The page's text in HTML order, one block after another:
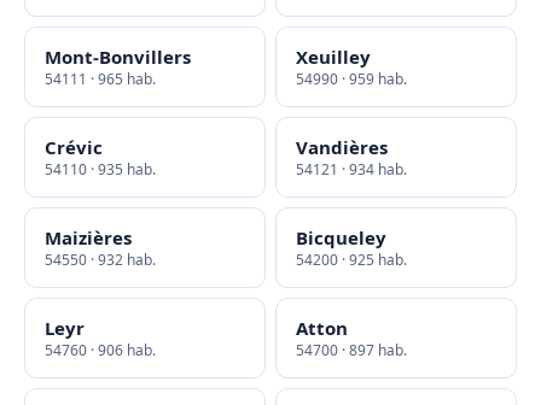
Mont-Bonvillers
54111 · 965 hab.
Xeuilley
54990 · 959 hab.
Crévic
54110 · 935 hab.
Vandières
54121 · 934 hab.
Maizières
54550 · 932 hab.
Bicqueley
54200 · 925 hab.
Leyr
54760 · 906 hab.
Atton
54700 · 897 hab.